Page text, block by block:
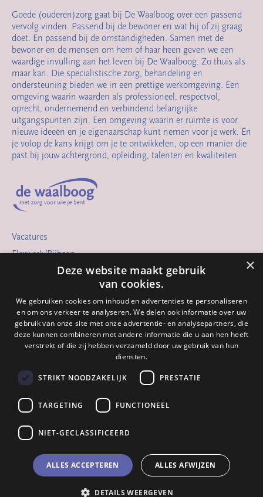
Goede (ouderen)zorg gaat bij De Waalboog over een passend
vervolg vinden. Passend bij de bewoner en wat hij of zij graag
doet. En passend bij de omstandigheden. Samen met de
bewoner en de mensen om hem of haar heen geven we een
waardige invulling aan het leven bij De Waalboog. Zo thuis als
maar kan. Die specialistische zorg, behandeling en
ondersteuning bieden we in een prettige werkomgeving. Een
omgeving waarin waarden als professioneel, respectvol,
oprecht, ondernemend en verbindend belangrijke
uitgangspunten zijn. Een omgeving waarin er ruimte is voor
nieuwe ideeën en je eigenaarschap kunt nemen voor je werk. En
je volop de kans krijgt om je te ontwikkelen, op een manier die
past bij jouw achtergrond, opleiding, talenten en kwaliteiten.
Vacatures
Flexwerk/Bijbaan
Vrijwilligerswerk
De Waalboog
Meelopen
Verhalen
Contact
024 - 322 82 64
info@waalboog.nl
6503 CB Nijmegen
×
Deze website maakt gebruik
van cookies.
We gebruiken cookies om inhoud en advertenties te personaliseren
en om ons verkeer te analyseren. We delen ook informatie over uw
gebruik van onze site met onze advertentie- en analysepartners, die
deze kunnen combineren met andere informatie die u aan hen heeft
verstrekt of die zij hebben verzameld door uw gebruik van hun
diensten.
STRIKT NOODZAKELIJK PRESTATIE
TARGETING FUNCTIONEEL
NIET-GECLASSIFICEERD
ALLES ACCEPTEREN ALLES AFWIJZEN
DETAILS WEERGEVEN